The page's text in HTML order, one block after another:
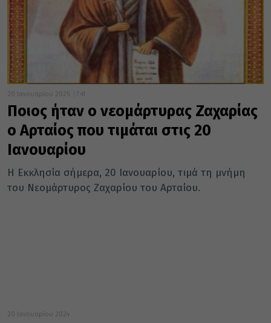
20 Ιανουαρίου 2025 7:41
Ποιος ήταν ο νεομάρτυρας Ζαχαρίας
ο Αρταίος που τιμάται στις 20
Ιανουαρίου
Η Εκκλησία σήμερα, 20 Ιανουαρίου, τιμά τη μνήμη
του Νεομάρτυρος Ζαχαρίου του Αρταίου.
20 Ιανουαρίου 2024